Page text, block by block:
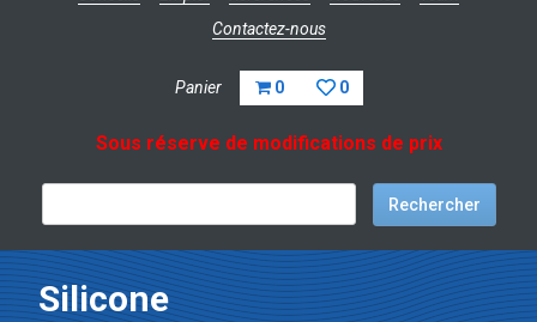
Contactez-nous
Panier 0 0
Sous réserve de modifications de prix
Silicone